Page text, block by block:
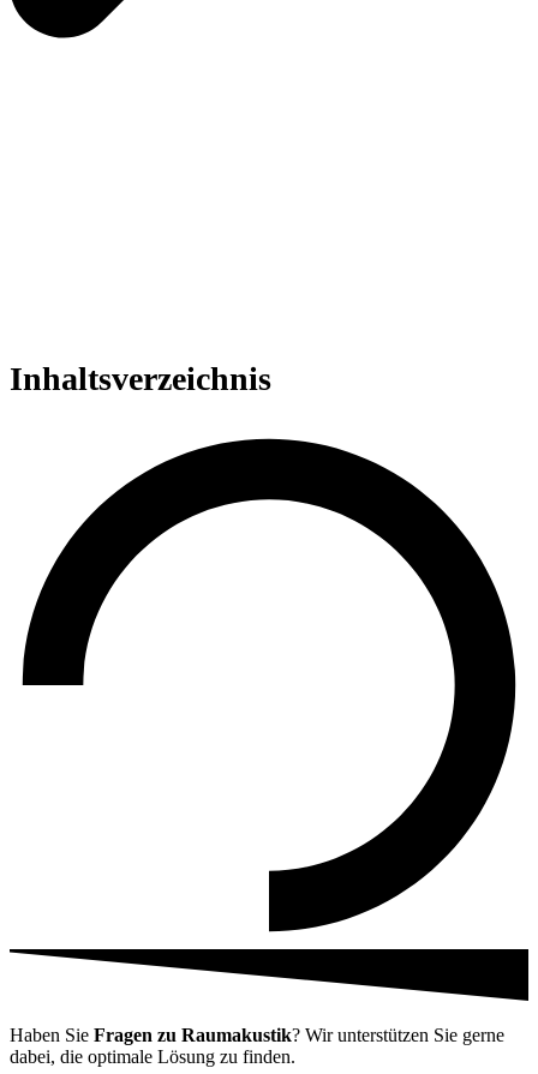
Inhalts­verzeichnis
Haben Sie Fragen zu Raumakustik? Wir unterstützen Sie gerne
dabei, die optimale Lösung zu finden.